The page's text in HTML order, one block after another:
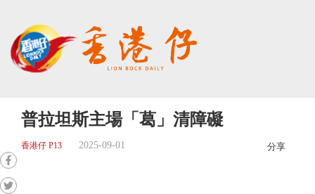
普拉坦斯主場「葛」清障礙
香港仔 P13 2025-09-01 分享